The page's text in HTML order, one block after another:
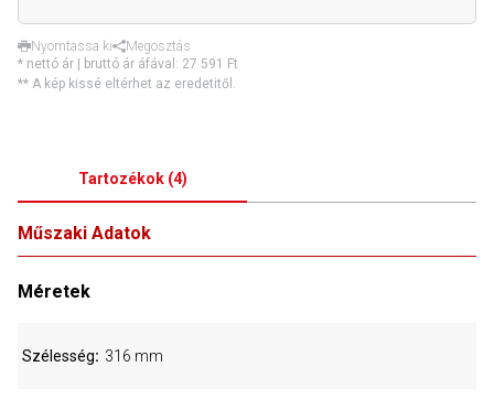
Nyomtassa ki
Megosztás
* nettó ár | bruttó ár áfával: 27 591 Ft
** A kép kissé eltérhet az eredetitől.
Tartozékok(4)
Műszaki Adatok
Méretek
Szélesség 316 mm